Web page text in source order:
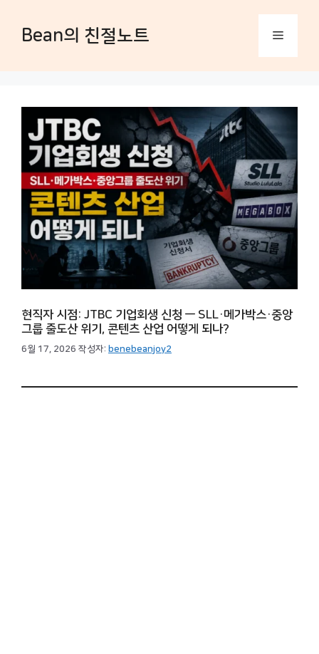
Bean의 친절노트 메
현직자 시점: JTBC 기업회생 신청 — SLL·메가박스·중앙
그룹 줄도산 위기, 콘텐츠 산업 어떻게 되나?
6월 17, 2026 작성자: benebeanjoy2